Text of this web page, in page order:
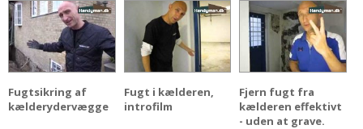
Om Materialer
Om Værktøj
GLARMESTER
Om Materialer
Fugtsikring af
kælderydervægge
Fugt i kælderen,
introfilm
Fjern fugt fra
kælderen effektivt
- uden at grave.